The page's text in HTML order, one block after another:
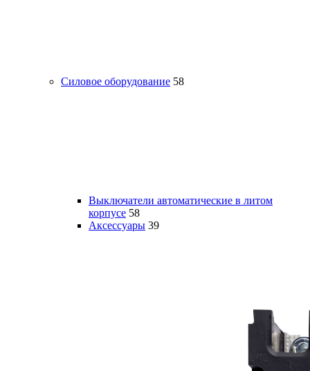
Силовое оборудование 58
Выключатели автоматические в литом
корпусе 58
Аксессуары 39